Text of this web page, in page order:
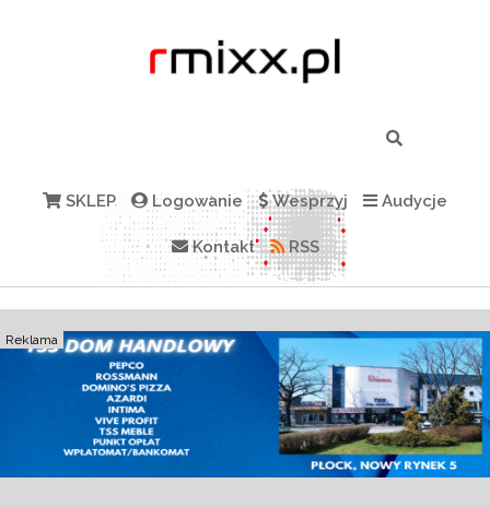
SKLEP Logowanie Wesprzyj Audycje
Kontakt RSS
Reklama